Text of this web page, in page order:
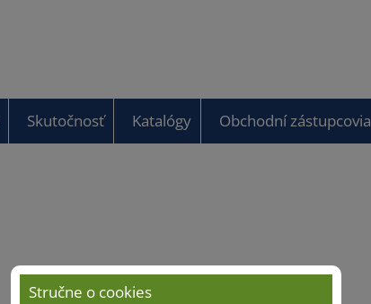
Skutočnosť Katalógy Obchodní zástupcovia
Stručne o cookies